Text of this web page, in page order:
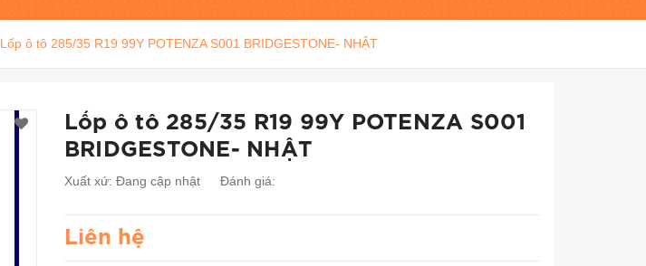
Lốp ô tô 285/35 R19 99Y POTENZA S001 BRIDGESTONE- NHẬT
Lốp ô tô 285/35 R19 99Y POTENZA S001
BRIDGESTONE- NHẬT
Xuất xứ: Đang cập nhật Đánh giá:
Liên hệ